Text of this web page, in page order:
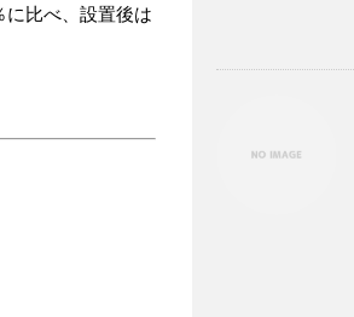
に比べ、設置後は